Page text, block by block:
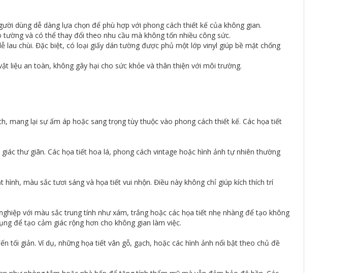
dùng dễ dàng lựa chọn để phù hợp với phong cách thiết kế của không gian.
và có thể thay đổi theo nhu cầu mà không tốn nhiều công sức.
lau chùi. Đặc biệt, có loại giấy dán tường được phủ một lớp vinyl giúp bề mặt chống
liệu an toàn, không gây hại cho sức khỏe và thân thiện với môi trường.
mang lại sự ấm áp hoặc sang trọng tùy thuộc vào phong cách thiết kế. Các họa tiết
thư giãn. Các họa tiết hoa lá, phong cách vintage hoặc hình ảnh tự nhiên thường
màu sắc tươi sáng và họa tiết vui nhộn. Điều này không chỉ giúp kích thích trí
với màu sắc trung tính như xám, trắng hoặc các họa tiết nhẹ nhàng để tạo không
để tạo cảm giác rộng hơn cho không gian làm việc.
tối giản. Ví dụ, những họa tiết vân gỗ, gạch, hoặc các hình ảnh nổi bật theo chủ đề